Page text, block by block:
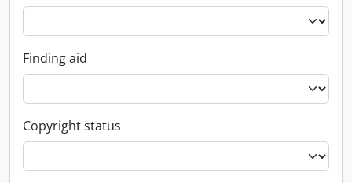
Finding aid
Copyright status